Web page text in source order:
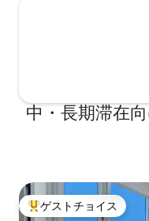
中・長期滞在
大好評のゲストチョイ
ゲストチョイス